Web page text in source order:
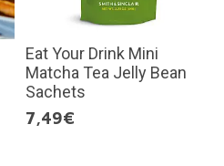
Eat Your Drink Mini
Matcha Tea Jelly Bean
Sachets
7,49€